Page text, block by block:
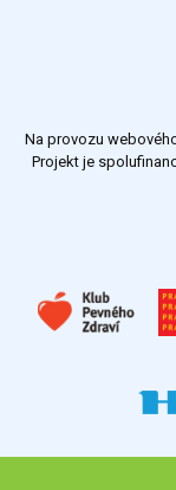
Výsledky
Na provozu
Projekt je